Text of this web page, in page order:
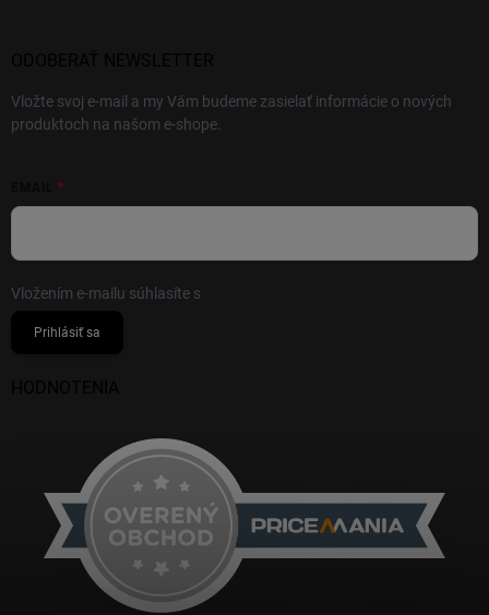
Vložte svoj e-mail a my Vám budeme zasielať informácie o nových
produktoch na našom e-shope.
Vložením e-mailu súhlasíte s
Prihlásiť sa